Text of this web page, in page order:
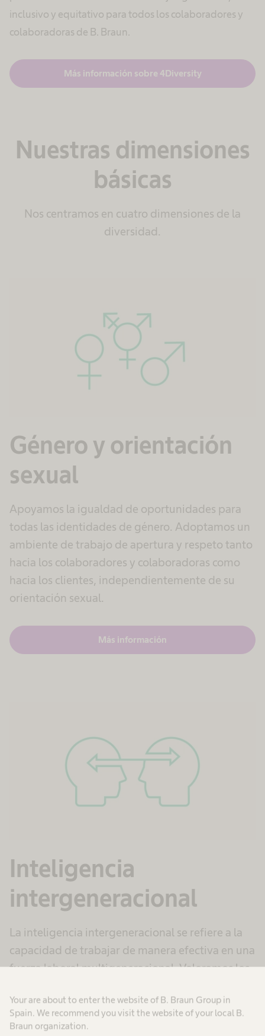
Your are about to enter the website of B. Braun Group in
Spain. We recommend you visit the website of your local B.
Braun organization.
inclusivo y equitativo para todos los colaboradores y
colaboradoras de B. Braun.
Más información sobre 4Diversity
Nuestras dimensiones
básicas
Nos centramos en cuatro dimensiones de la
diversidad.
Género y orientación
sexual
Apoyamos la igualdad de oportunidades para
todas las identidades de género. Adoptamos un
ambiente de trabajo de apertura y respeto tanto
hacia los colaboradores y colaboradoras como
hacia los clientes, independientemente de su
orientación sexual.
Más información
Inteligencia
intergeneracional
La inteligencia intergeneracional se refiere a la
capacidad de trabajar de manera efectiva en una
fuerza laboral multigeneracional. Valoramos los
personas de todas las edades para cuestionar
constructivamente diferentes mentalidades,